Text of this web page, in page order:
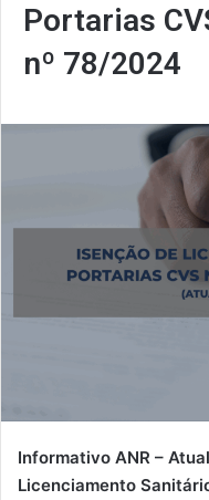
Portarias
nº 78/2024
Informativo ANR –
Licenciamento